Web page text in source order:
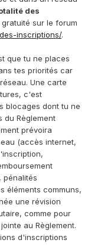
des
sur le forum
inscriptions/.
que tu ne places
tes priorités car
Une carte
c'est
blocages dont tu ne
du Règlement
prévoira
(accès internet,
pénalités
éléments communs,
une révision
comme pour
au Règlement.
d'inscriptions